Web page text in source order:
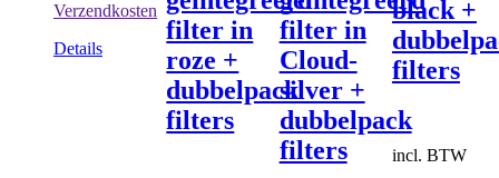
Verzendkosten
DetailsDit
filter in
roze +
dubbelpack
filters
filter in
Cloud-
silver +
dubbelpack
filters
black +
filters
incl. BTW